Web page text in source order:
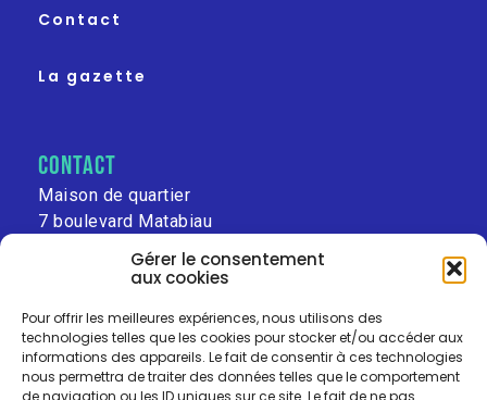
Gérer le consentement
aux cookies
Pour offrir les meilleures expériences, nous utilisons des
technologies telles que les cookies pour stocker et/ou accéder aux
informations des appareils. Le fait de consentir à ces technologies
nous permettra de traiter des données telles que le comportement
de navigation ou les ID uniques sur ce site. Le fait de ne pas
Contact
La gazette
contact
Maison de quartier
7 boulevard Matabiau
31000 Toulouse